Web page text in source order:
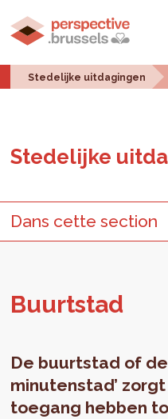
Stedelijke uitdagingen
Ste­de­lij­ke
Dans cette section
Buurt­stad
De buurtstad of de
minutenstad’
toegang hebben